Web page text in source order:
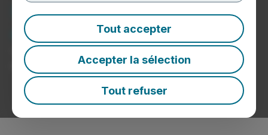
Tout accepter
Accepter la sélection
Tout refuser
Nouvelles du secteur des
énergies de substitution
Communiqués de presse de sociétés du secteur des
énergies de substitution